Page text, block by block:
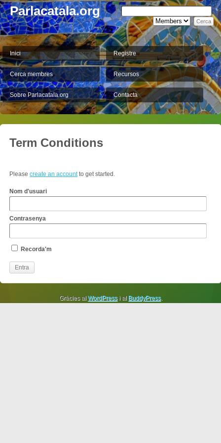
Parlacatala.org
Inici Registre
Cerca membres Recursos
Sobre Parlacatala.org Contacta
Term Conditions
Please create an accountto get started.
Nom d'usuari
Contrasenya
Recorda'm
Gràcies al WordPressi al BuddyPress.